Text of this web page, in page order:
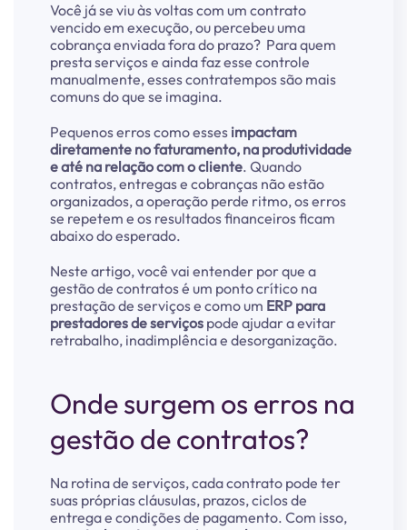
Você já se viu às voltas com um contrato
vencido em execução, ou percebeu uma
cobrança enviada fora do prazo? Para quem
presta serviços e ainda faz esse controle
manualmente, esses contratempos são mais
comuns do que se imagina.
Pequenos erros como esses impactam
diretamente no faturamento, na produtividade
e até na relação com o cliente. Quando
contratos, entregas e cobranças não estão
organizados, a operação perde ritmo, os erros
se repetem e os resultados financeiros ficam
abaixo do esperado.
Neste artigo, você vai entender por que a
gestão de contratos é um ponto crítico na
prestação de serviços e como um ERP para
prestadores de serviços pode ajudar a evitar
retrabalho, inadimplência e desorganização.
Onde surgem os erros na
gestão de contratos?
Na rotina de serviços, cada contrato pode ter
suas próprias cláusulas, prazos, ciclos de
entrega e condições de pagamento. Com isso,